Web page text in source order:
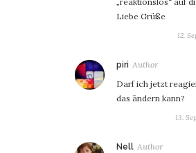
Liebe Grüße
12.
piri sagt:
Darf ich jetzt
das ändern kann?
13.
Nell sagt: